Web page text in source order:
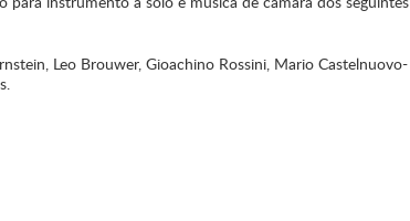
Leo Brouwer, Gioachino Rossini, Mario Castelnuovo-